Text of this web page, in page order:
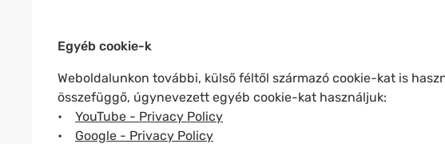
Egyéb cookie-k
Weboldalunkon további, külső féltől származó cookie-kat is
összefüggő, úgynevezett egyéb cookie-kat használjuk:
• YouTube - Privacy Policy
• Google - Privacy Policy